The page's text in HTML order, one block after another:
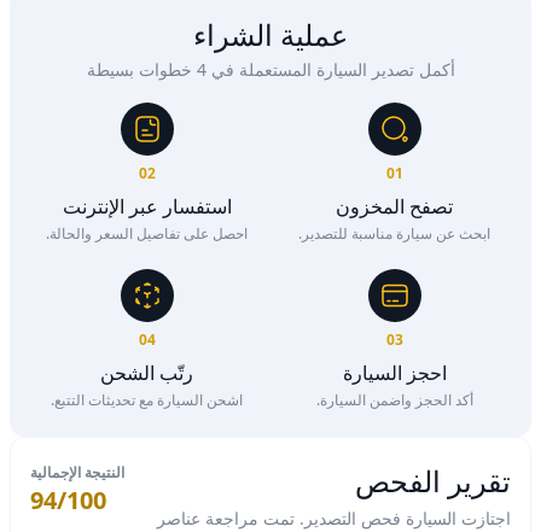
عملية الشراء
أكمل تصدير السيارة المستعملة في 4 خطوات بسيطة
01
تصفح المخزون
ابحث عن سيارة مناسبة للتصدير.
02
استفسار عبر الإنترنت
احصل على تفاصيل السعر والحالة.
03
احجز السيارة
أكد الحجز واضمن السيارة.
04
رتّب الشحن
اشحن السيارة مع تحديثات التتبع.
تقرير الفحص
اجتازت السيارة فحص التصدير. تمت مراجعة عناصر
النتيجة الإجمالية
94/100